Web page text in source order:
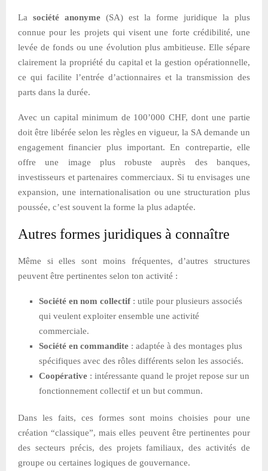
La société anonyme (SA) est la forme juridique la plus
connue pour les projets qui visent une forte crédibilité, une
levée de fonds ou une évolution plus ambitieuse. Elle sépare
clairement la propriété du capital et la gestion opérationnelle,
ce qui facilite l’entrée d’actionnaires et la transmission des
parts dans la durée.
Avec un capital minimum de 100’000 CHF, dont une partie
doit être libérée selon les règles en vigueur, la SA demande un
engagement financier plus important. En contrepartie, elle
offre une image plus robuste auprès des banques,
investisseurs et partenaires commerciaux. Si tu envisages une
expansion, une internationalisation ou une structuration plus
poussée, c’est souvent la forme la plus adaptée.
Autres formes juridiques à connaître
Même si elles sont moins fréquentes, d’autres structures
peuvent être pertinentes selon ton activité :
Société en nom collectif : utile pour plusieurs associés
qui veulent exploiter ensemble une activité
commerciale.
Société en commandite : adaptée à des montages plus
spécifiques avec des rôles différents selon les associés.
Coopérative : intéressante quand le projet repose sur un
fonctionnement collectif et un but commun.
Dans les faits, ces formes sont moins choisies pour une
création “classique”, mais elles peuvent être pertinentes pour
des secteurs précis, des projets familiaux, des activités de
groupe ou certaines logiques de gouvernance.